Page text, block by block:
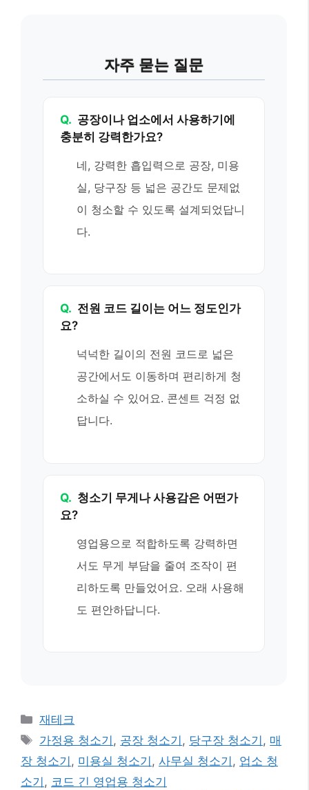
자주 묻는 질문
Q. 공장이나 업소에서 사용하기에
충분히 강력한가요?
네, 강력한 흡입력으로 공장, 미용
실, 당구장 등 넓은 공간도 문제없
이 청소할 수 있도록 설계되었답니
다.
Q. 전원 코드 길이는 어느 정도인가
요?
넉넉한 길이의 전원 코드로 넓은
공간에서도 이동하며 편리하게 청
소하실 수 있어요. 콘센트 걱정 없
답니다.
Q. 청소기 무게나 사용감은 어떤가
요?
영업용으로 적합하도록 강력하면
서도 무게 부담을 줄여 조작이 편
리하도록 만들었어요. 오래 사용해
도 편안하답니다.
카
테
리
재테크
태
그
가정용 청소기 , 공장 청소기 , 당구장 청소기 , 매
장 청소기 , 미용실 청소기 , 사무실 청소기 , 업소 청
소기 , 코드 긴 영업용 청소기